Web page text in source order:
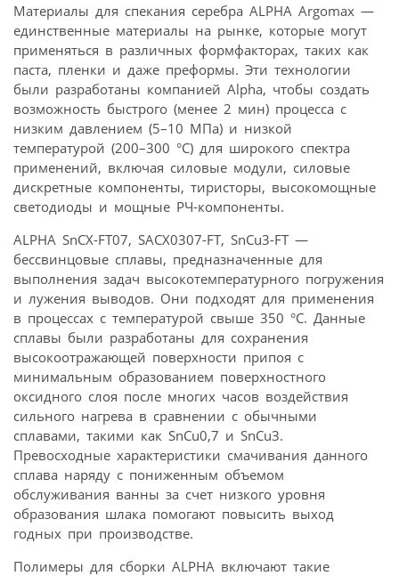
Материалы для спекания серебра ALPHA Argomax —
единственные материалы на рынке, которые могут
применяться в различных формфакторах, таких как
паста, пленки и даже преформы. Эти технологии
были разработаны компанией Alpha, чтобы создать
возможность быстрого (менее 2 мин) процесса с
низким давлением (5–10 МПа) и низкой
температурой (200–300 °C) для широкого спектра
применений, включая силовые модули, силовые
дискретные компоненты, тиристоры, высокомощные
светодиоды и мощные РЧ-компоненты.
ALPHA SnCX-FT07, SACX0307-FT, SnCu3-FT —
бессвинцовые сплавы, предназначенные для
выполнения задач высокотемпературного погружения
и лужения выводов. Они подходят для применения
в процессах с температурой свыше 350 °C. Данные
сплавы были разработаны для сохранения
высокоотражающей поверхности припоя с
минимальным образованием поверхностного
оксидного слоя после многих часов воздействия
сильного нагрева в сравнении с обычными
сплавами, такими как SnCu0,7 и SnCu3.
Превосходные характеристики смачивания данного
сплава наряду с пониженным объемом
обслуживания ванны за счет низкого уровня
образования шлака помогают повысить выход
годных при производстве.
Полимеры для сборки ALPHA включают такие